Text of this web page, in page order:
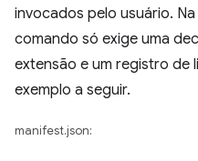
invocados pelo usuário.
comando só exige uma
extensão e um registro de
exemplo a seguir.
manifest.json: